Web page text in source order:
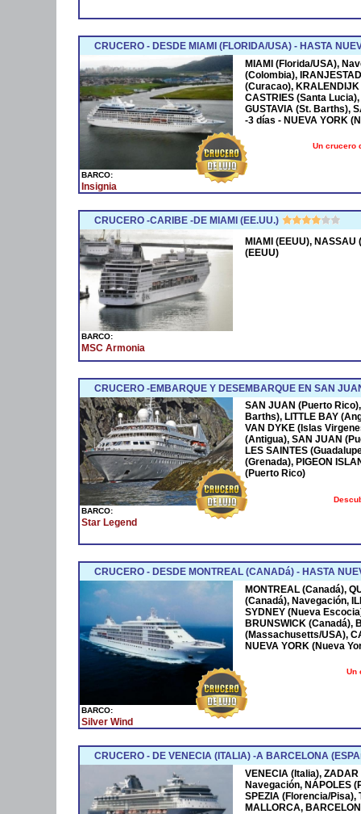
CRUCERO - DESDE MIAMI (FLORIDA/USA) - HASTA
BARCO:
Insignia
MIAMI (Florida/USA),
(Colombia),
(Curacao), KRALENDIJK
CASTRIES (Santa
GUSTAVIA (St. Barths),
-3 días - NUEVA YORK
Un crucero
CRUCERO -CARIBE -DE MIAMI (EE.UU.)
BARCO:
MSC Armonia
MIAMI (EEUU), NASSAU
(EEUU)
CRUCERO -EMBARQUE Y DESEMBARQUE EN SAN
BARCO:
Star Legend
SAN JUAN (Puerto
Barths), LITTLE BAY
VAN DYKE (Islas
(Antigua), SAN JUAN
LES SAINTES
(Grenada), PIGEON
(Puerto Rico)
CRUCERO - DESDE MONTREAL (CANADá) - HASTA
BARCO:
Silver Wind
MONTREAL (Canadá),
(Canadá), Navegación,
SYDNEY (Nueva
BRUNSWICK (Canadá),
(Massachusetts/USA),
NUEVA YORK (Nueva
Un
CRUCERO - DE VENECIA (ITALIA) -A BARCELONA
VENECIA (Italia),
Navegación, NÁPOLES
SPEZIA (Florencia/Pisa),
MALLORCA,